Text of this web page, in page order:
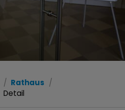
Rathaus
Detail